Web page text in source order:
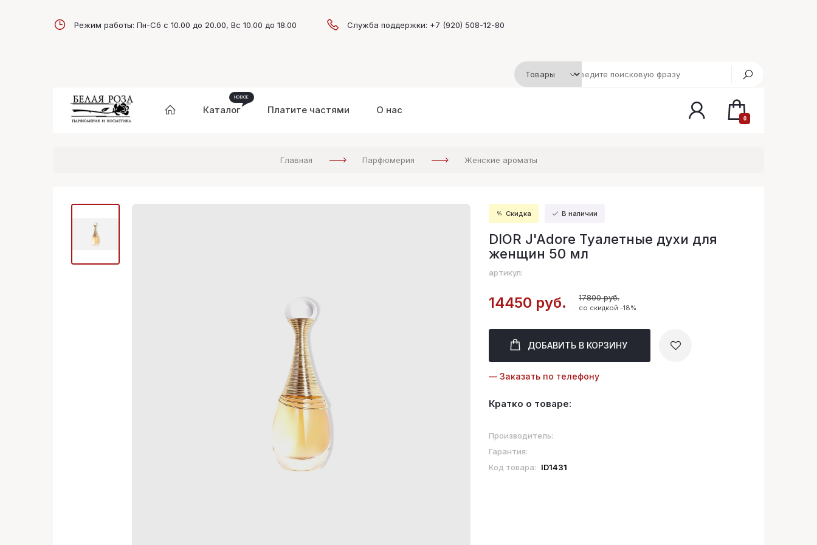
Режим работы: Пн-Сб с 10.00 до 20.00, Вс 10.00 до 18.00 Служба поддержки: +7 (920) 508-12-80
Каталог Платите частями О нас
0
Главная Парфюмерия Женские ароматы
Скидка В наличии
DIOR J'Adore Туалетные духи для
женщин 50 мл
артикул:
14450 руб. 17800 руб.
со скидкой -18%
ДОБАВИТЬ В КОРЗИНУ
— Заказать по телефону
Кратко о товаре:
Производитель:
Гарантия:
Код товара:
ID1431